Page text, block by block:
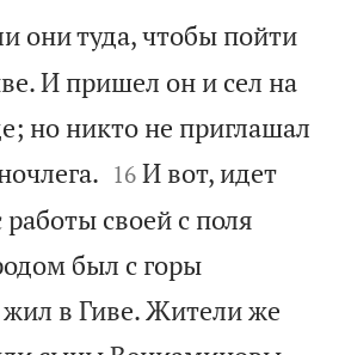
они туда, чтобы пойти
И пришел он и сел на
но никто не приглашал


16 И вот, идет
работы своей с поля
был с горы
в Гиве. Жители же